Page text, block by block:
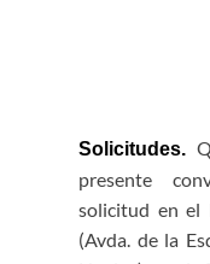
Solicitudes.
presente
solicitud en el
(Avda. de la